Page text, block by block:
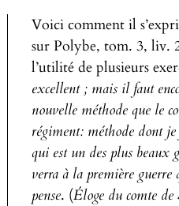
Voici comment il
sur Polybe, tom. 3, liv.
l’utilité de plusieurs
excellent ; mais il faut
nouvelle méthode que le
régiment: méthode dont
qui est un des plus beaux
verra à la première guerre
pense. (Éloge du comte de